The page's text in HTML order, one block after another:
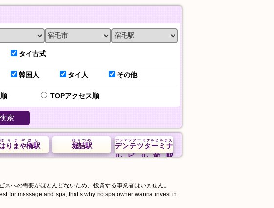
タイ古式
韓国人 タイ人 その他
TOPアクセス順
索
デンテツターミナ
ルビル前駅
デンテツターミナルビルまえ
堀詰駅
ほりづめ
はりまや橋駅
はりまやばし
への需要がほとんどないため、投資する事業者はいません。
for massage and spa, that’s why no spa owner wanna invest in